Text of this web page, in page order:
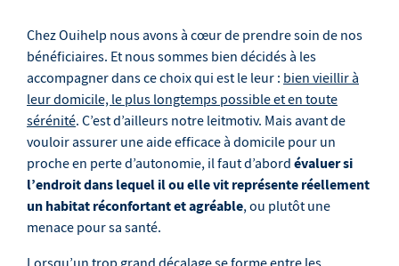
Chez Ouihelp nous avons à cœur de prendre soin de nos
bénéficiaires. Et nous sommes bien décidés à les
accompagner dans ce choix qui est le leur : bien vieillir à
leur domicile, le plus longtemps possible et en toute
sérénité. C’est d’ailleurs notre leitmotiv. Mais avant de
vouloir assurer une aide efficace à domicile pour un
proche en perte d’autonomie, il faut d’abord évaluer si
l’endroit dans lequel il ou elle vit représente réellement
un habitat réconfortant et agréable, ou plutôt une
menace pour sa santé.